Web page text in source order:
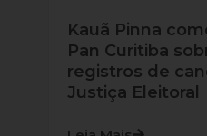
Kauã Pinna
Pan Curitiba
registros de
Justiça Eleitoral